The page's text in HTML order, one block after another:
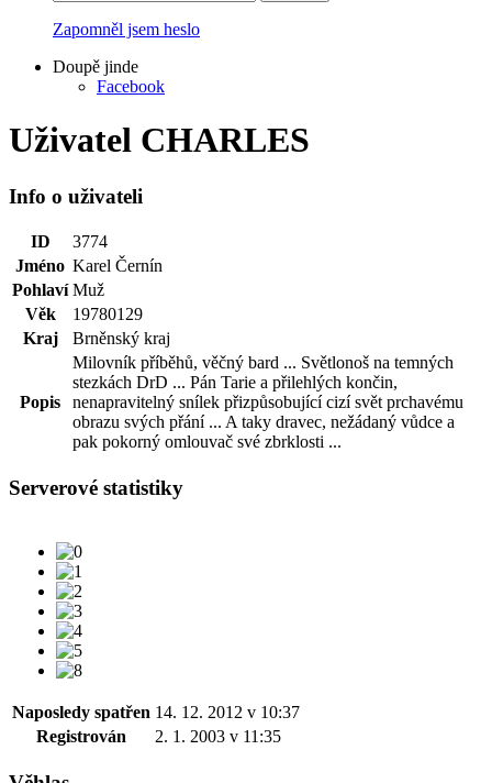
Zapomněl jsem heslo
Doupě jinde
Facebook
Uživatel CHARLES
Info o uživateli
ID
3774
Jméno Karel Černín
Pohlaví Muž
Věk
19780129
Kraj
Brněnský kraj
Popis
Milovník příběhů, věčný bard ... Světlonoš na temných
stezkách DrD ... Pán Tarie a přilehlých končin,
nenapravitelný snílek přizpůsobující cizí svět prchavému
obrazu svých přání ... A taky dravec, nežádaný vůdce a
pak pokorný omlouvač své zbrklosti ...
Serverové statistiky
Naposledy spatřen 14. 12. 2012 v 10:37
Registrován
2. 1. 2003 v 11:35